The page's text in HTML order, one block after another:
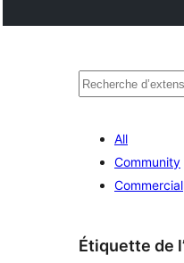
Recherche
All
Community
Commercial
Étiquette de